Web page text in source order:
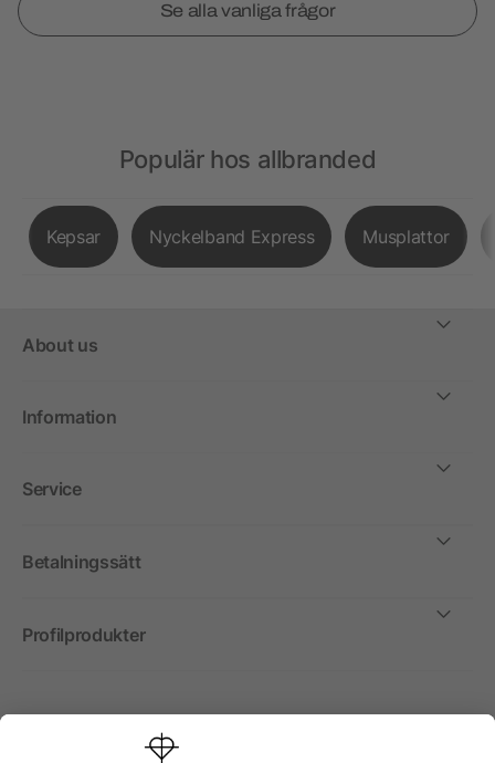
Se alla vanliga frågor
Populär hos allbranded
Kepsar Nyckelband Express Musplattor
About us
Information
Service
Betalningssätt
Profilprodukter
Internationellt